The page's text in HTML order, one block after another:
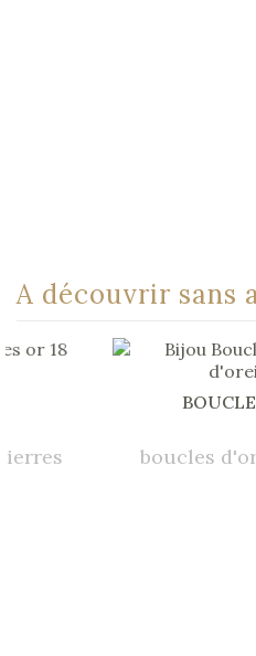
A découvrir sans
BOUCLES
boucles d'oreille